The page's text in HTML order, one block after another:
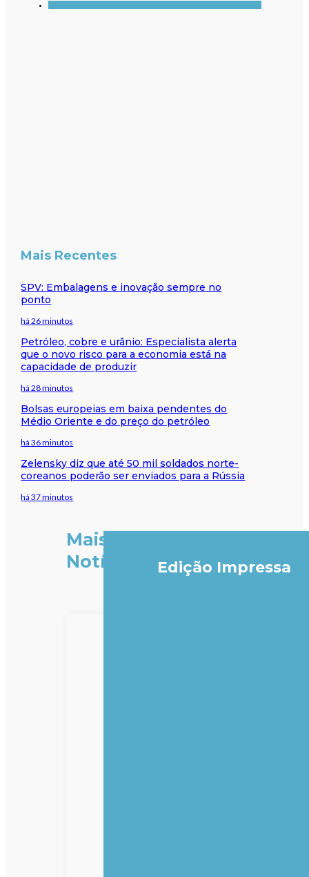
Mais Recentes
SPV: Embalagens e inovação sempre no
ponto
há 26 minutos
Petróleo, cobre e urânio: Especialista alerta
que o novo risco para a economia está na
capacidade de produzir
há 28 minutos
Bolsas europeias em baixa pendentes do
Médio Oriente e do preço do petróleo
há 36 minutos
Zelensky diz que até 50 mil soldados norte-
coreanos poderão ser enviados para a Rússia
há 37 minutos
Mais
Notícias
Edição Impressa